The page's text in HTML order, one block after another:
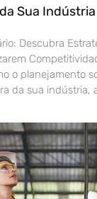
Sua Indústria
Descubra
o planejamento
da sua indústria,